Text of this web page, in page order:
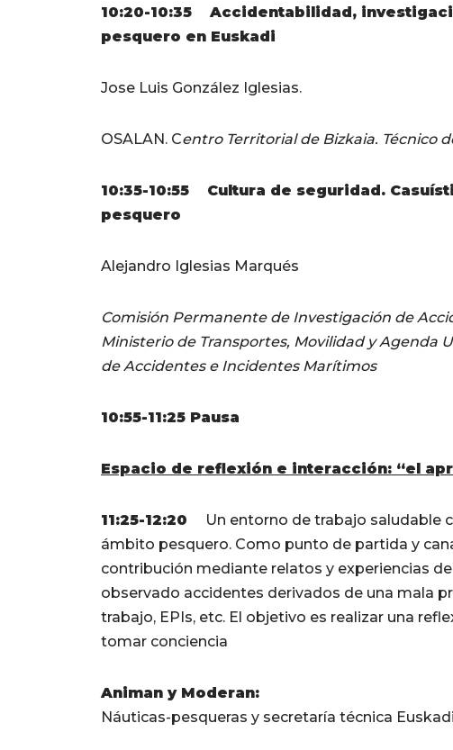
10:20-10:35 Accidentabilidad,
pesquero en Euskadi
Jose Luis González Iglesias.
OSALAN. Centro Territorial de Bizkaia. Técnico
10:35-10:55 Cultura de seguridad.
pesquero
Alejandro Iglesias Marqués
Comisión Permanente de Investigación de
Ministerio de Transportes, Movilidad y Agenda
de Accidentes e Incidentes Marítimos
10:55-11:25 Pausa
Espacio de reflexión e interacción: “el
11:25-12:20
Un entorno de trabajo saludable
ámbito pesquero. Como punto de partida y
contribución mediante relatos y experiencias
observado accidentes derivados de una mala
trabajo, EPIs, etc. El objetivo es realizar una
tomar conciencia
Animan y Moderan:
Náuticas-pesqueras y secretaría técnica